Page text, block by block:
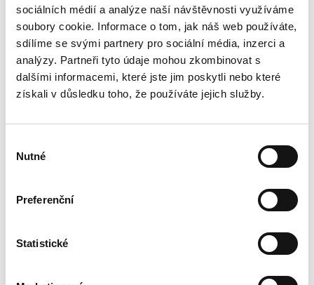
sociálních médií a analýze naší návštěvnosti využíváme
soubory cookie. Informace o tom, jak náš web používáte,
sdílíme se svými partnery pro sociální média, inzerci a
analýzy. Partneři tyto údaje mohou zkombinovat s
dalšími informacemi, které jste jim poskytli nebo které
získali v důsledku toho, že používáte jejich služby.
souhlasu
Nutné
Preferenční
Statistické
269 999 Kč